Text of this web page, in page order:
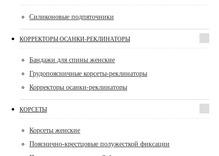
Силиконовые подпяточники
КОРРЕКТОРЫ ОСАНКИ-РЕКЛИНАТОРЫ
Бандажи для спины женские
Грудопоясничные корсеты-реклинаторы
Корректоры осанки-реклинаторы
КОРСЕТЫ
Корсеты женские
Пояснично-крестцовые полужесткой фиксации